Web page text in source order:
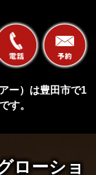
ー）は豊田市で1
す。
ローショ